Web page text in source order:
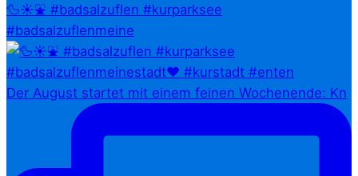
🦆☀️⛲ #badsalzuflen #kurparksee
#badsalzuflenmeine
Der August startet mit einem feinen Wochenende: Kn